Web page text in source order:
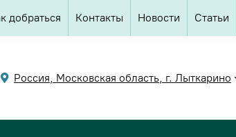
добраться Контакты Новости Статьи
Россия, Московская область, г. Лыткарино